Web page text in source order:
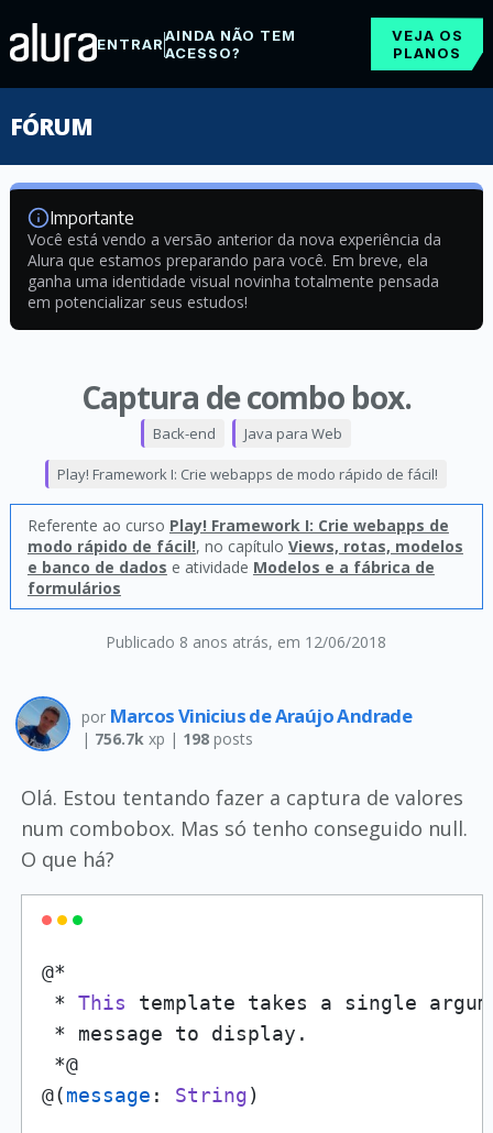
ENTRARAINDA NÃO TEM
ACESSO?
VEJA OS
PLANOS
FÓRUM
Importante
Você está vendo a versão anterior da nova experiência da
Alura que estamos preparando para você. Em breve, ela
ganha uma identidade visual novinha totalmente pensada
em potencializar seus estudos!
Captura de combo box.
Publicado 8 anos atrás, em 12/06/2018
Back-end Java para Web
Play! Framework I: Crie webapps de modo rápido de fácil!
Referente ao curso Play! Framework I: Crie webapps de
modo rápido de fácil!, no capítulo Views, rotas, modelos
e banco de dados e atividade Modelos e a fábrica de
formulários
por Marcos Vinicius de Araújo Andrade
| 756.7kxp | 198posts
Olá. Estou tentando fazer a captura de valores
num combobox. Mas só tenho conseguido null.
O que há?
@*
* This template takes a single
* message to display.
*@
@(message : String)